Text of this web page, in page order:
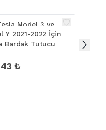
Model 3 ve
Y 2021-2022 İçin
Bardak Tutucu
₺